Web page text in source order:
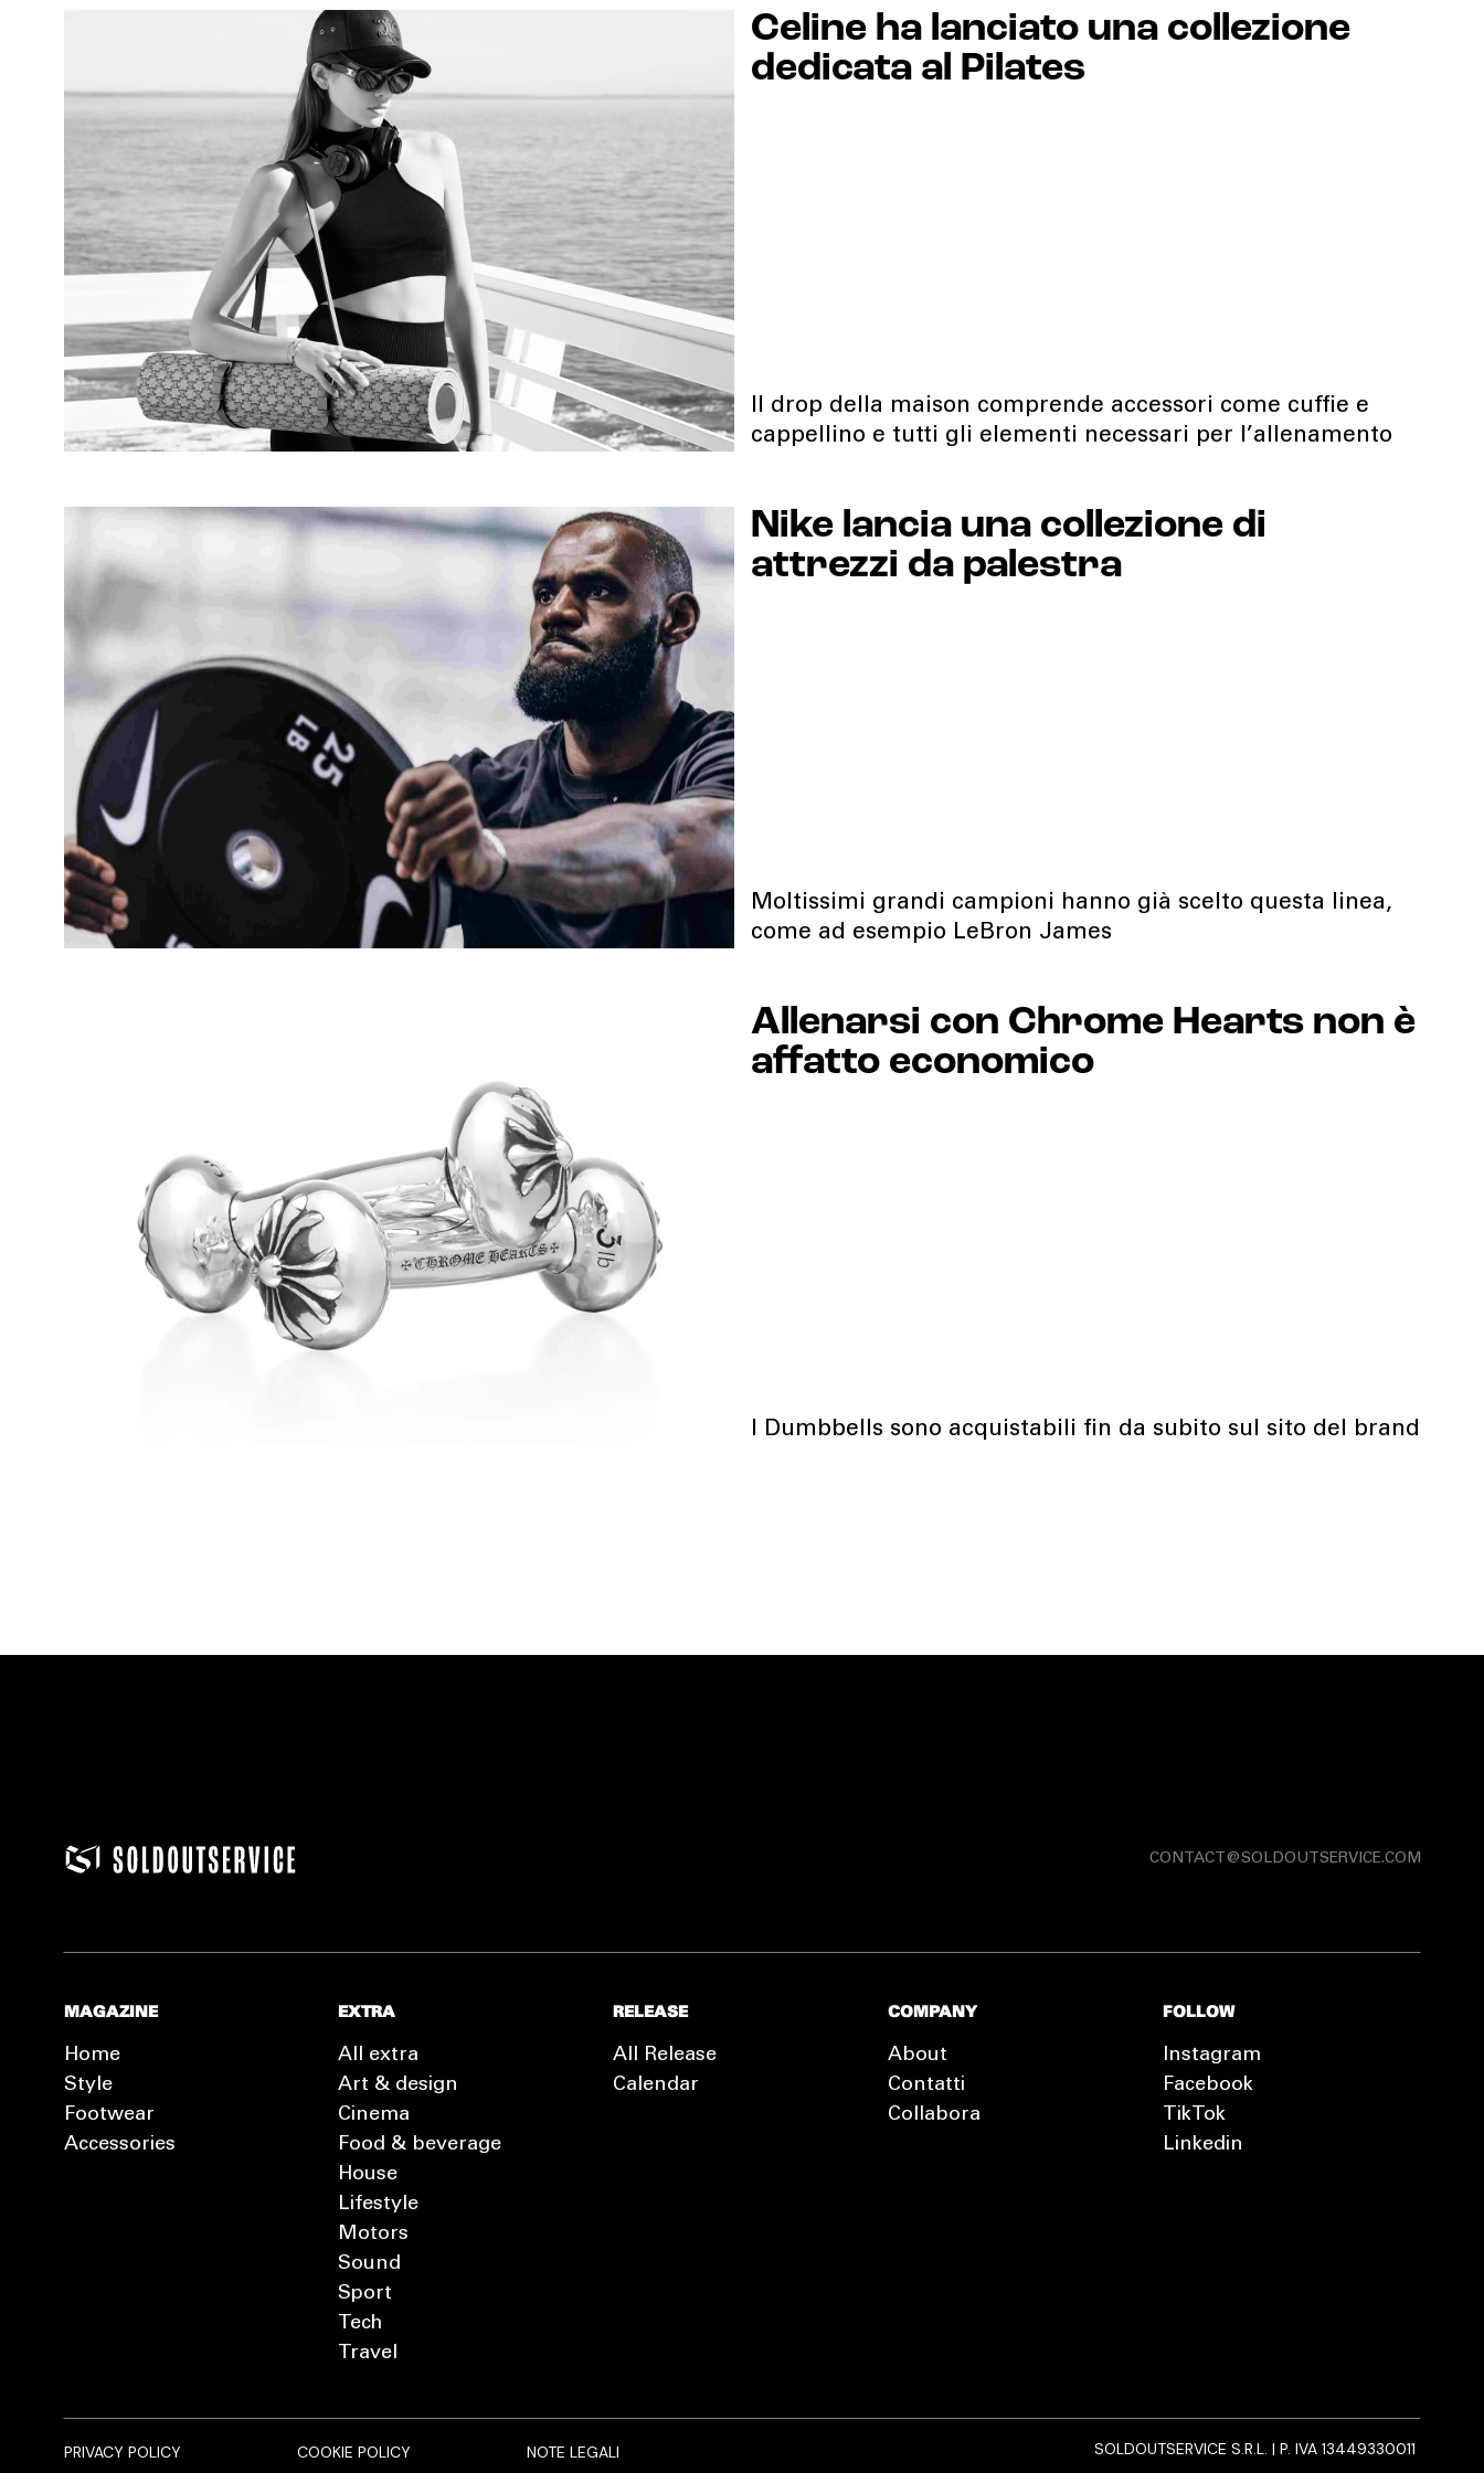
Celine ha lanciato una collezione
dedicata al Pilates
Il drop della maison comprende accessori come cuffie e
cappellino e tutti gli elementi necessari per l’allenamento
Nike lancia una collezione di
attrezzi da palestra
Moltissimi grandi campioni hanno già scelto questa linea,
come ad esempio LeBron James
Allenarsi con Chrome Hearts non è
affatto economico
I Dumbbells sono acquistabili fin da subito sul sito del brand
CONTACT@SOLDOUTSERVICE.COM
MAGAZINE
Home
Style
Footwear
Accessories
EXTRA
All extra
Art & design
Cinema
Food & beverage
House
Lifestyle
Motors
Sound
Sport
Tech
Travel
RELEASE
All Release
Calendar
COMPANY
About
Contatti
Collabora
FOLLOW
Instagram
Facebook
TikTok
Linkedin
PRIVACY POLICY COOKIE POLICY NOTE LEGALI SOLDOUTSERVICE S.R.L. | P. IVA 13449330011